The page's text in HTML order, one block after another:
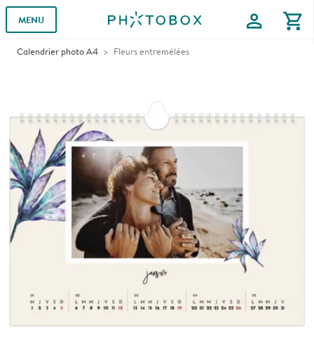
MENU profile shopping_cart
Calendrier photo A4 Fleurs entremélées